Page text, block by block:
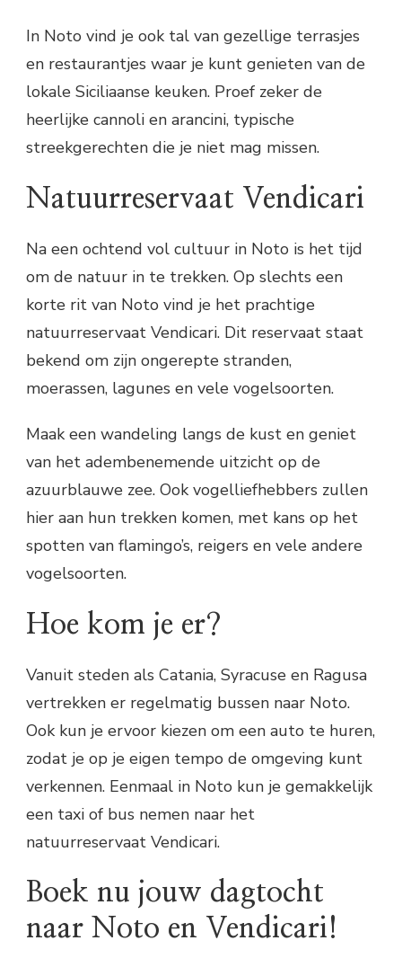
In Noto vind je ook tal van gezellige terrasjes
en restaurantjes waar je kunt genieten van de
lokale Siciliaanse keuken. Proef zeker de
heerlijke cannoli en arancini, typische
streekgerechten die je niet mag missen.
Natuurreservaat Vendicari
Na een ochtend vol cultuur in Noto is het tijd
om de natuur in te trekken. Op slechts een
korte rit van Noto vind je het prachtige
natuurreservaat Vendicari. Dit reservaat staat
bekend om zijn ongerepte stranden,
moerassen, lagunes en vele vogelsoorten.
Maak een wandeling langs de kust en geniet
van het adembenemende uitzicht op de
azuurblauwe zee. Ook vogelliefhebbers zullen
hier aan hun trekken komen, met kans op het
spotten van flamingo’s, reigers en vele andere
vogelsoorten.
Hoe kom je er?
Vanuit steden als Catania, Syracuse en Ragusa
vertrekken er regelmatig bussen naar Noto.
Ook kun je ervoor kiezen om een auto te huren,
zodat je op je eigen tempo de omgeving kunt
verkennen. Eenmaal in Noto kun je gemakkelijk
een taxi of bus nemen naar het
natuurreservaat Vendicari.
Boek nu jouw dagtocht
naar Noto en Vendicari!